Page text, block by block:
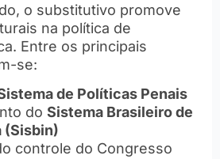
o substitutivo promove
na política de
Entre os principais
se:
de Políticas Penais
do Sistema Brasileiro de
(Sisbin)
controle do Congresso